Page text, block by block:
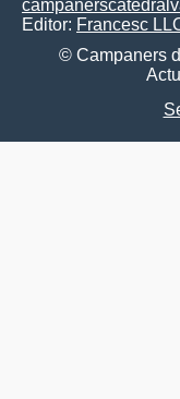
Editor: Francesc
© Campaners